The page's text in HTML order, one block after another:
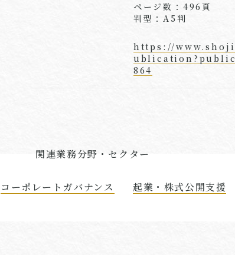
ページ数：496頁
判型：A5判
https://
864
関連業務分野・セクター
コーポレートガバナンス 起業・株式公開支援